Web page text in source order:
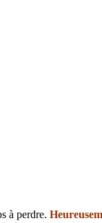
à perdre.